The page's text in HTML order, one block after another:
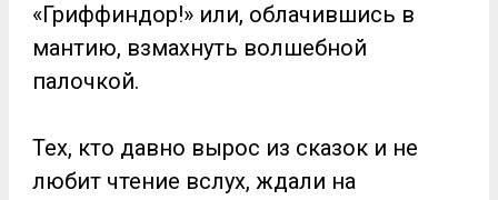
«Гриффиндор!» или, облачившись в
мантию, взмахнуть волшебной
палочкой.
Тех, кто давно вырос из сказок и не
любит чтение вслух, ждали на